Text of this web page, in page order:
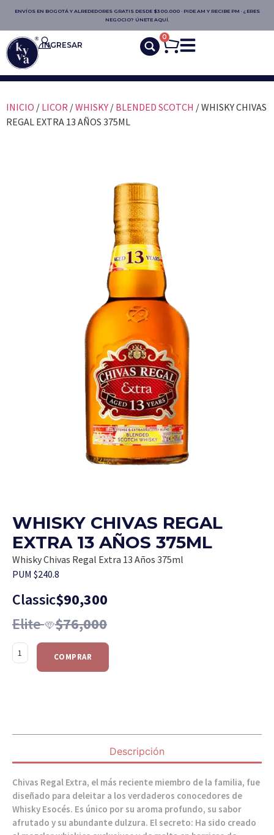
ENVÍOS EN BOGOTÁ Y ALREDEDORES GRATIS DESDE $300.000 · PIDE AM Y RECIBE PM · ¿ERES
NEGOCIO? ÚNETE AQUÍ.
INGRESAR
0
INICIO / LICOR /WHISKY / BLENDED SCOTCH / WHISKY CHIVAS
REGAL EXTRA 13 AÑOS 375ML
WHISKY CHIVAS REGAL
EXTRA 13 AÑOS 375ML
Whisky Chivas Regal Extra 13 Años 375ml
PUM $240.8
Classic$90,300
Elite $76,000
COMPRAR
Descripción
Chivas Regal Extra, el más reciente miembro de la familia, fue
diseñado para deleitar a los verdaderos conocedores de
Whisky Esocés. Es único por su aroma profundo, su sabor
afrutado y su abundante dulzura. El secreto: Ha sido creado